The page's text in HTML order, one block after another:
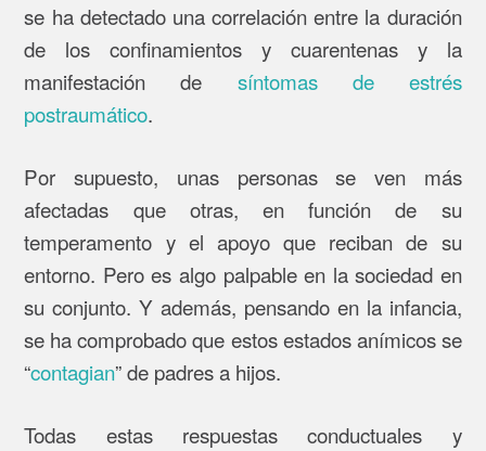
se ha detectado una correlación entre la duración
de los confinamientos y cuarentenas y la
manifestación de síntomas de estrés
postraumático.
Por supuesto, unas personas se ven más
afectadas que otras, en función de su
temperamento y el apoyo que reciban de su
entorno. Pero es algo palpable en la sociedad en
su conjunto. Y además, pensando en la infancia,
se ha comprobado que estos estados anímicos se
“contagian” de padres a hijos.
Todas estas respuestas conductuales y